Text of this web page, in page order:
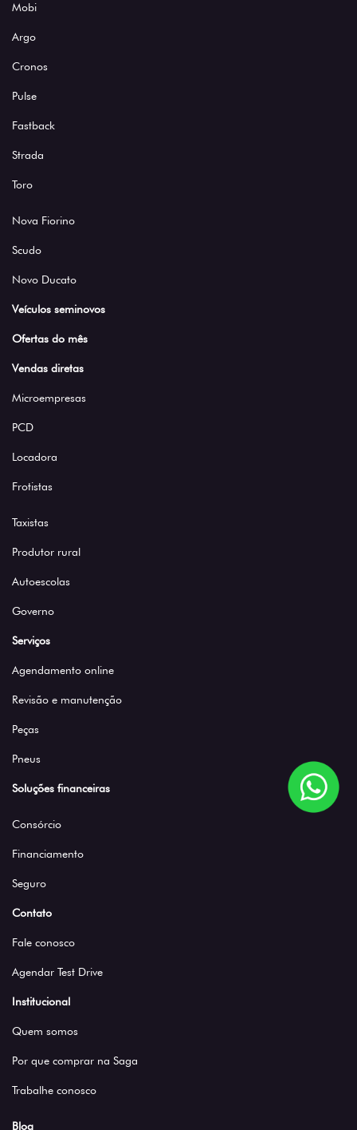
Mobi
Argo
Cronos
Pulse
Fastback
Strada
Toro
Nova Fiorino
Scudo
Novo Ducato
Veículos seminovos
Ofertas do mês
Vendas diretas
Microempresas
PCD
Locadora
Frotistas
Taxistas
Produtor rural
Autoescolas
Governo
Serviços
Agendamento online
Revisão e manutenção
Peças
Pneus
Soluções financeiras
Consórcio
Financiamento
Seguro
Contato
Fale conosco
Agendar Test Drive
Institucional
Quem somos
Por que comprar na Saga
Trabalhe conosco
Blog